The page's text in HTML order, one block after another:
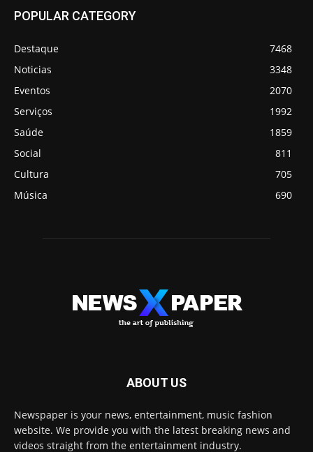
POPULAR CATEGORY
Destaque
7468
Noticias
3348
Eventos
2070
Serviços
1992
Saúde
1859
Social
811
Cultura
705
Música
690
ABOUT US
Newspaper is your news, entertainment, music fashion
website. We provide you with the latest breaking news and
videos straight from the entertainment industry.